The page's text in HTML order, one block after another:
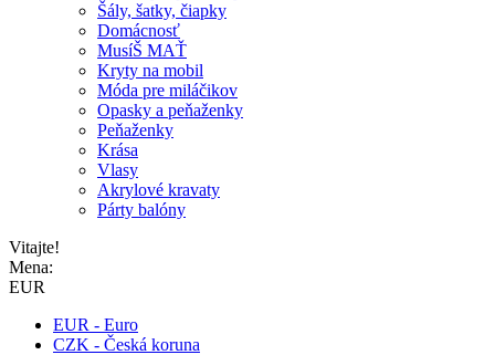
Šály, šatky, čiapky
Domácnosť
MusíŠ MAŤ
Kryty na mobil
Móda pre miláčikov
Opasky a peňaženky
Peňaženky
Krása
Vlasy
Akrylové kravaty
Párty balóny
Vitajte!
Mena:
EUR
EUR - Euro
CZK - Česká koruna